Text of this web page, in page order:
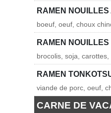
RAMEN
boeuf, oeuf, choux
RAMEN NOUILLES
brocolis, soja,
RAMEN
viande de porc, oeuf,
CARNE DE